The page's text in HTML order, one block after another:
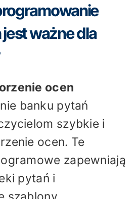
ważne dla
ocen
banku pytań
szybkie i
ocen. Te
zapewniają
pytań i